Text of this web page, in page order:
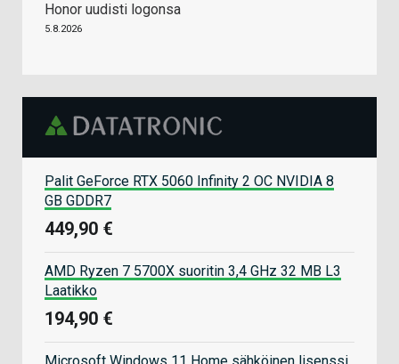
Honor uudisti logonsa
5.8.2026
Palit GeForce RTX 5060 Infinity 2 OC NVIDIA 8
GB GDDR7
449,90 €
AMD Ryzen 7 5700X suoritin 3,4 GHz 32 MB L3
Laatikko
194,90 €